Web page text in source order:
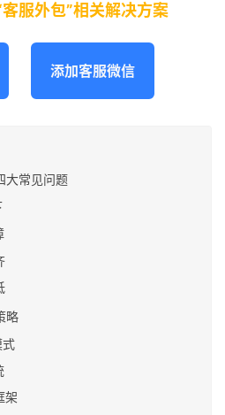
服外包”相关解决方案
添加客服微信
大常见问题
略
式
架